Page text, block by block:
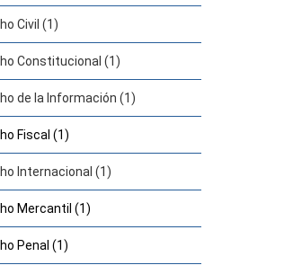
Civil (1)
Constitucional (1)
de la Información (1)
Fiscal (1)
Internacional (1)
Mercantil (1)
Penal (1)